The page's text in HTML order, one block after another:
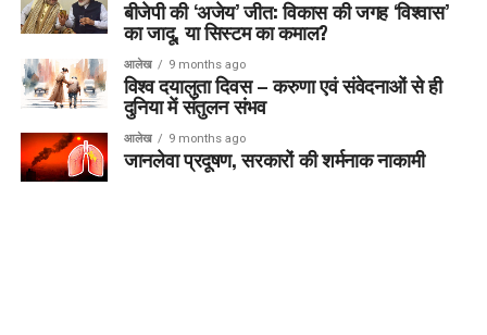
बीजेपी की ‘अजेय’ जीत: विकास की जगह ‘विश्वास’
का जादू, या सिस्टम का कमाल?
आलेख 9 months ago
विश्व दयालुता दिवस – करुणा एवं संवेदनाओं से ही
दुनिया में संतुलन संभव
आलेख 9 months ago
जानलेवा प्रदूषण, सरकारों की शर्मनाक नाकामी